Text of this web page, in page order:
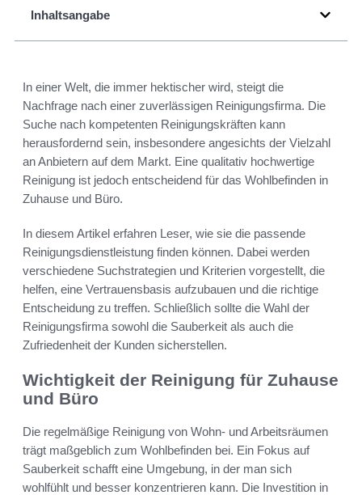
Inhaltsangabe
In einer Welt, die immer hektischer wird, steigt die
Nachfrage nach einer zuverlässigen Reinigungsfirma. Die
Suche nach kompetenten Reinigungskräften kann
herausfordernd sein, insbesondere angesichts der Vielzahl
an Anbietern auf dem Markt. Eine qualitativ hochwertige
Reinigung ist jedoch entscheidend für das Wohlbefinden in
Zuhause und Büro.
In diesem Artikel erfahren Leser, wie sie die passende
Reinigungsdienstleistung finden können. Dabei werden
verschiedene Suchstrategien und Kriterien vorgestellt, die
helfen, eine Vertrauensbasis aufzubauen und die richtige
Entscheidung zu treffen. Schließlich sollte die Wahl der
Reinigungsfirma sowohl die Sauberkeit als auch die
Zufriedenheit der Kunden sicherstellen.
Wichtigkeit der Reinigung für Zuhause
und Büro
Die regelmäßige Reinigung von Wohn- und Arbeitsräumen
trägt maßgeblich zum Wohlbefinden bei. Ein Fokus auf
Sauberkeit schafft eine Umgebung, in der man sich
wohlfühlt und besser konzentrieren kann. Die Investition in